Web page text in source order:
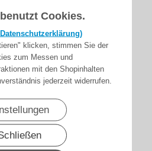
Cookies.
klicken, stimmen Sie der
zum Messen und
mit den Shopinhalten
jederzeit widerrufen.
/
-
92